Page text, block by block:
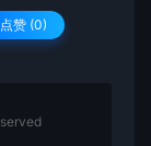
点赞 (0)